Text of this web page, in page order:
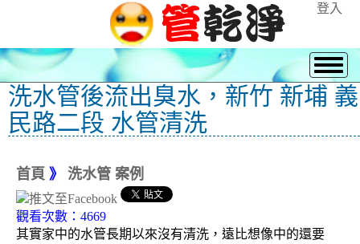
登入
洗水管後流出臭水，新竹 新埔 義
民路二段 水管清洗
首頁 》 洗水管 案例
觀看次數：4669
其實家中的水管長期以來沒有清洗，遠比想像中的還要